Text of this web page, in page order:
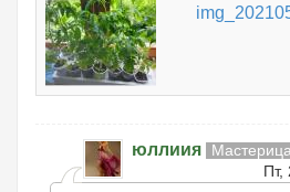
юллиия Мастерица
Пт,